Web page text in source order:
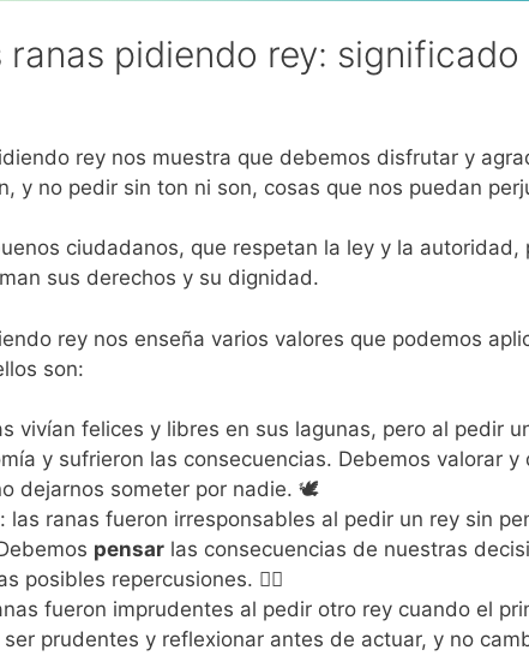
ranas pidiendo rey: significado
rey nos muestra que debemos disfrutar y
y no pedir sin ton ni son, cosas que nos puedan
ciudadanos, que respetan la ley y la autoridad,
sus derechos y su dignidad.
rey nos enseña varios valores que podemos
son:
vivían felices y libres en sus lagunas, pero al pedir
y sufrieron las consecuencias. Debemos valorar y
dejarnos someter por nadie. 🕊️
: las ranas fueron irresponsables al pedir un rey sin
pensar las consecuencias de nuestras
posibles repercusiones. 🙋‍♂️
fueron imprudentes al pedir otro rey cuando el
prudentes y reflexionar antes de actuar, y no